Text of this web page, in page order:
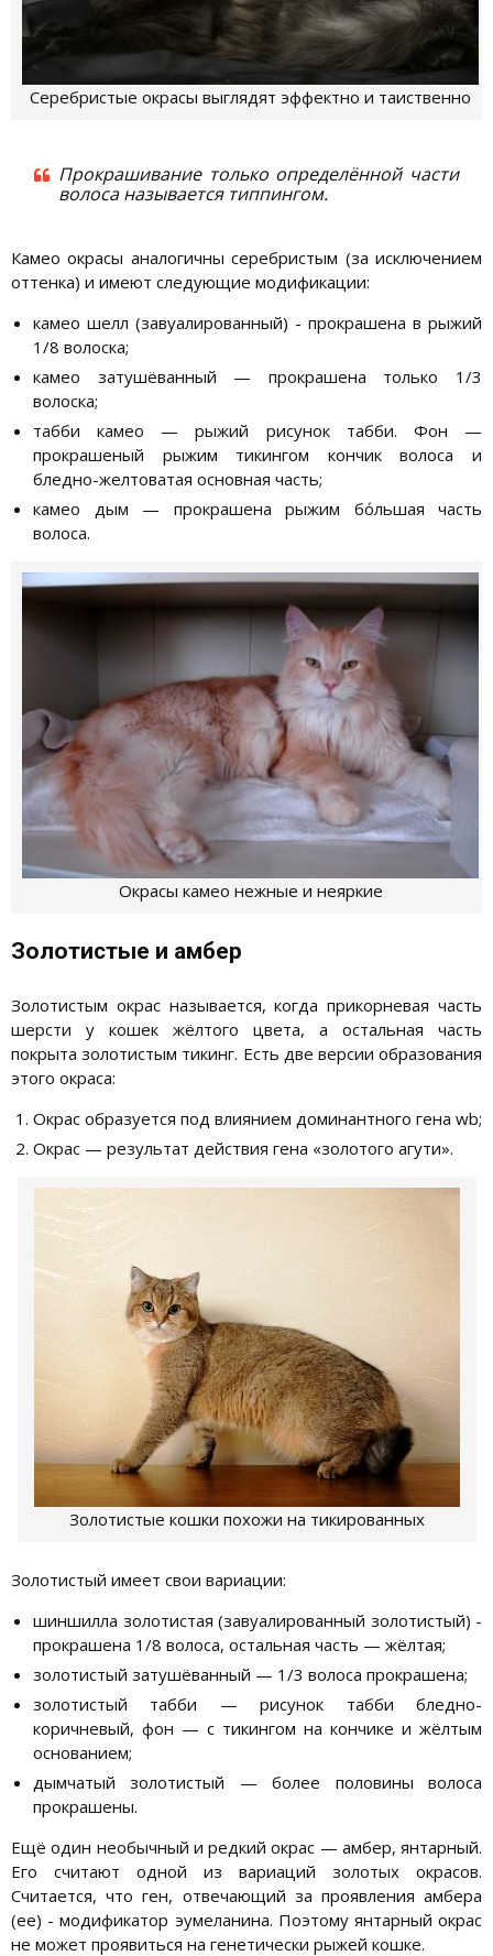
Серебристые окрасы выглядят эффектно и таиственно
Прокрашивание только определённой части
волоса называется типпингом.
Камео окрасы аналогичны серебристым (за исключением
оттенка) и имеют следующие модификации:
камео шелл (завуалированный) - прокрашена в рыжий
1/8 волоска;
камео затушёванный — прокрашена только 1/3
волоска;
табби камео — рыжий рисунок табби. Фон —
прокрашеный рыжим тикингом кончик волоса и
бледно-желтоватая основная часть;
камео дым — прокрашена рыжим бо́льшая часть
волоса.
Окрасы камео нежные и неяркие
Золотистые и амбер
Золотистым окрас называется, когда прикорневая часть
шерсти у кошек жёлтого цвета, а остальная часть
покрыта золотистым тикинг. Есть две версии образования
этого окраса:
Окрас образуется под влиянием доминантного гена wb;
Окрас — результат действия гена «золотого агути».
Золотистые кошки похожи на тикированных
Золотистый имеет свои вариации:
шиншилла золотистая (завуалированный золотистый) -
прокрашена 1/8 волоса, остальная часть — жёлтая;
золотистый затушёванный — 1/3 волоса прокрашена;
золотистый табби — рисунок табби бледно-
коричневый, фон — с тикингом на кончике и жёлтым
основанием;
дымчатый золотистый — более половины волоса
прокрашены.
Ещё один необычный и редкий окрас — амбер, янтарный.
Его считают одной из вариаций золотых окрасов.
Считается, что ген, отвечающий за проявления амбера
(ее) - модификатор эумеланина. Поэтому янтарный окрас
не может проявиться на генетически рыжей кошке.